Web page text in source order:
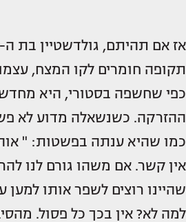
תקופה חומרים לקו המצח,
כפי שחשפה בסטורי, היא
ההזרקה. כשנשאלה מדוע לא
כמו שהיא ענתה בפשטות: "
אין קשר. אם משהו גורם לנו
שהיינו רוצים לשפר אותו למען
למה לא? אין בכך כל פסול.